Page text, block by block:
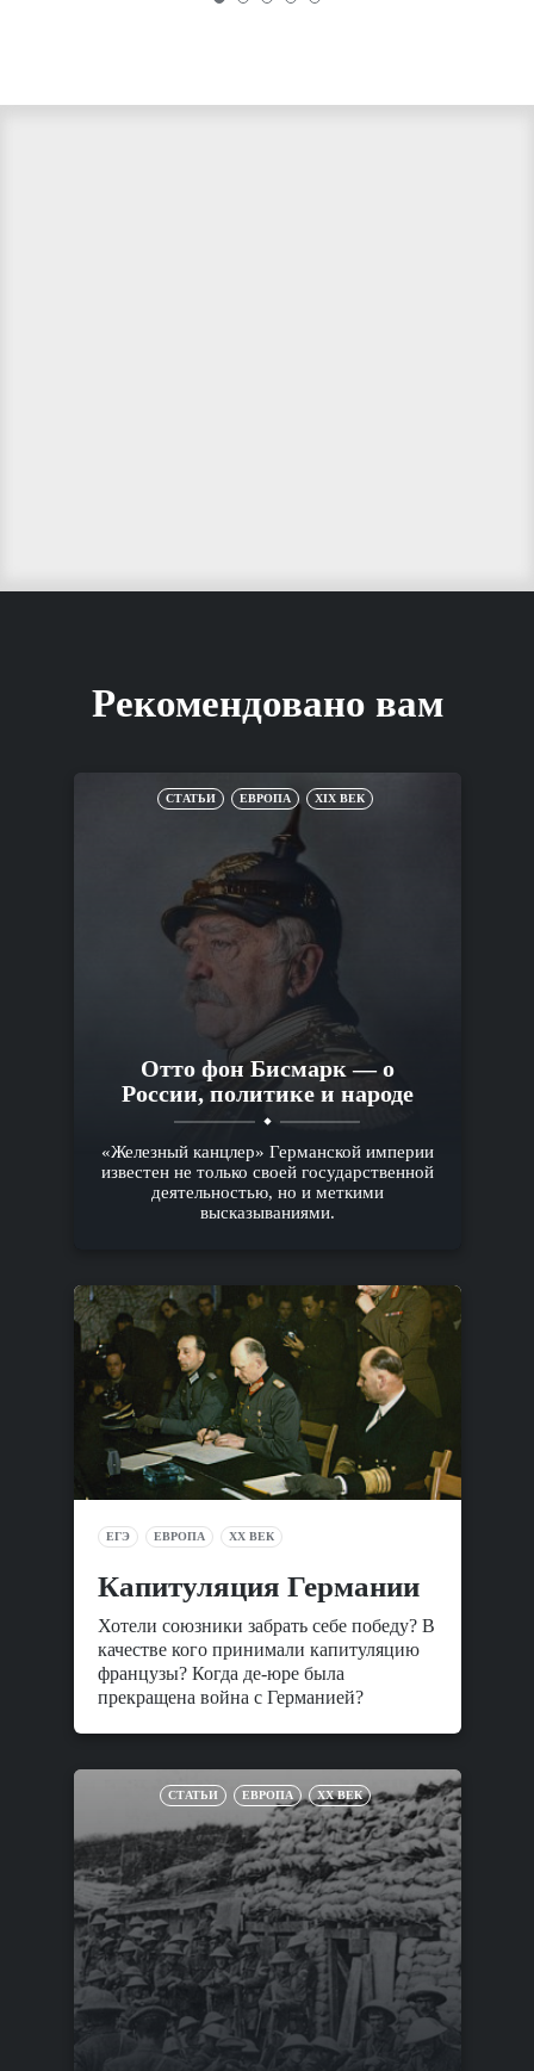
Рекомендовано вам
СТАТЬИ ЕВРОПА XIX ВЕК
Отто фон Бисмарк — о
России, политике и народе
«Железный канцлер» Германской империи
известен не только своей государственной
деятельностью, но и меткими
высказываниями.
ЕГЭ ЕВРОПА XX ВЕК
Капитуляция Германии
Хотели союзники забрать себе победу? В
качестве кого принимали капитуляцию
французы? Когда де-юре была
прекращена война с Германией?
СТАТЬИ ЕВРОПА XX ВЕК